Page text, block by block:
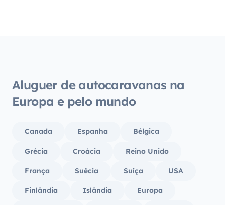
Aluguer de autocaravanas na
Europa e pelo mundo
Canada Espanha Bélgica
Grécia Croácia Reino Unido
França Suécia Suíça USA
Finlândia Islândia Europa